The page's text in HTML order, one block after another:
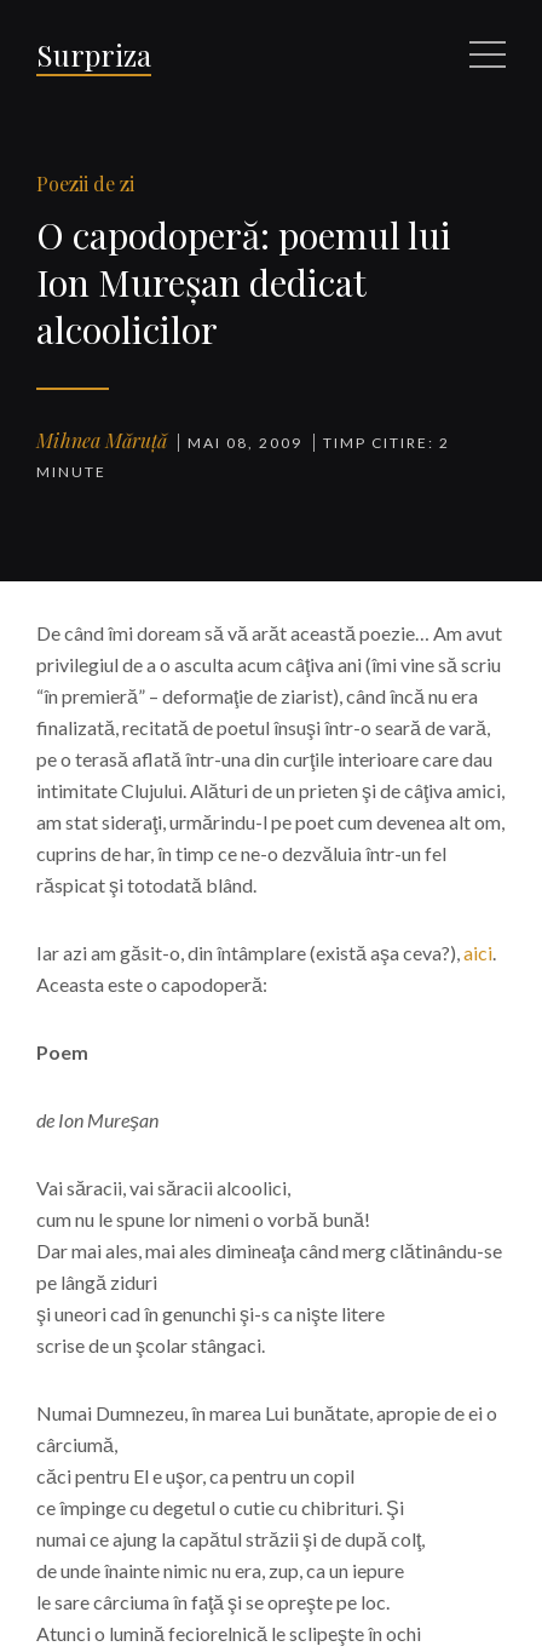
Surpriza Meniu
Poezii de zi
O capodoperă: poemul lui
Ion Mureşan dedicat
alcoolicilor
Mihnea Măruță MAI 08, 2009
TIMP CITIRE: 2
MINUTE
De când îmi doream să vă arăt această poezie… Am avut
privilegiul de a o asculta acum câţiva ani (îmi vine să scriu
“în premieră” – deformaţie de ziarist), când încă nu era
finalizată, recitată de poetul însuşi într-o seară de vară,
pe o terasă aflată într-una din curţile interioare care dau
intimitate Clujului. Alături de un prieten şi de câţiva amici,
am stat sideraţi, urmărindu-l pe poet cum devenea alt om,
cuprins de har, în timp ce ne-o dezvăluia într-un fel
răspicat şi totodată blând.
Iar azi am găsit-o, din întâmplare (există aşa ceva?),aici.
Aceasta este o capodoperă:
Poem
de Ion Mureşan
Vai săracii, vai săracii alcoolici,
cum nu le spune lor nimeni o vorbă bună!
Dar mai ales, mai ales dimineaţa când merg clătinându-se
pe lângă ziduri
şi uneori cad în genunchi şi-s ca nişte litere
scrise de un şcolar stângaci.
Numai Dumnezeu, în marea Lui bunătate, apropie de ei o
cârciumă,
căci pentru El e uşor, ca pentru un copil
ce împinge cu degetul o cutie cu chibrituri. Şi
numai ce ajung la capătul străzii şi de după colţ,
de unde înainte nimic nu era, zup, ca un iepure
le sare cârciuma în faţă şi se opreşte pe loc.
Atunci o lumină feciorelnică le sclipeşte în ochi